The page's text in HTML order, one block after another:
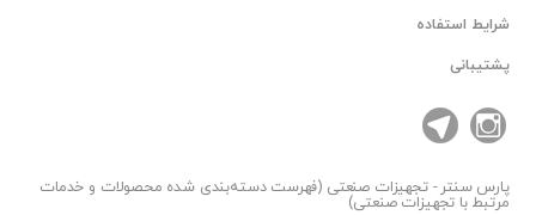
شرایط استفاده
پشتیبانی
پارس سنتر- تجهیزات صنعتی (فهرست دسته‌بندی شده محصولات و خدمات
مرتبط با تجهیزات صنعتی)